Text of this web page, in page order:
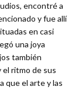
encontré a
y fue allí
en casi
una joya
también
el ritmo de sus
que el arte y las